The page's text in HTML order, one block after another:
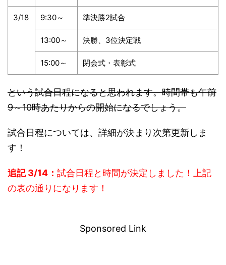
3/18 9:30～ 準決勝2試合
13:00～ 決勝、3位決定戦
15:00～ 閉会式・表彰式
という試合日程になると思われます。時間帯も午前
9～10時あたりからの開始になるでしょう。
試合日程については、詳細が決まり次第更新しま
す！
追記 3/14： 試合日程と時間が決定しました！上記
の表の通りになります！
Sponsored Link